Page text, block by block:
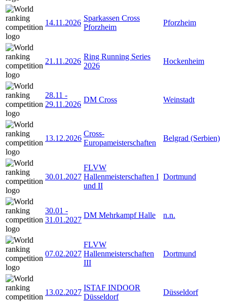
14.11.2026
Sparkassen Cross
Pforzheim
Pforzheim
21.11.2026
Ring Running Series
2026
Hockenheim
28.11 -
29.11.2026
DM Cross Weinstadt
13.12.2026
Cross-
Europameisterschaften
Belgrad (Serbien)
30.01.2027
FLVW
Hallenmeisterschaften I
und II
Dortmund
30.01 -
31.01.2027
DM Mehrkampf Halle n.n.
07.02.2027
FLVW
Hallenmeisterschaften
III
Dortmund
13.02.2027
ISTAF INDOOR
Düsseldorf
Düsseldorf